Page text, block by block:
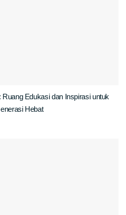
Edukasi dan Inspirasi untuk
Hebat